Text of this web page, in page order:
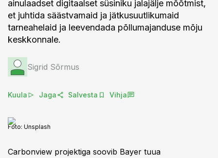
ainulaadset digitaalset süsiniku jalajälje mõõtmist,
et juhtida säästvamaid ja jätkusuutlikumaid
tarneahelaid ja leevendada põllumajanduse mõju
keskkonnale.
Sigrid Sõrmus
Kuula Jaga Salvesta Vihja
Foto: Unsplash
Carbonview projektiga soovib Bayer tuua